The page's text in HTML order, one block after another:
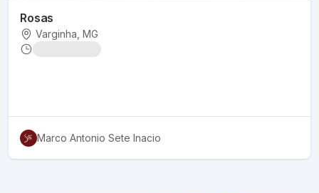
Rosas
Varginha , MG
Marco Antonio Sete Inacio